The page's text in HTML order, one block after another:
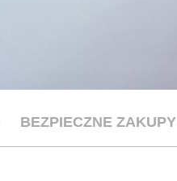
BEZPIECZNE ZAKUPY